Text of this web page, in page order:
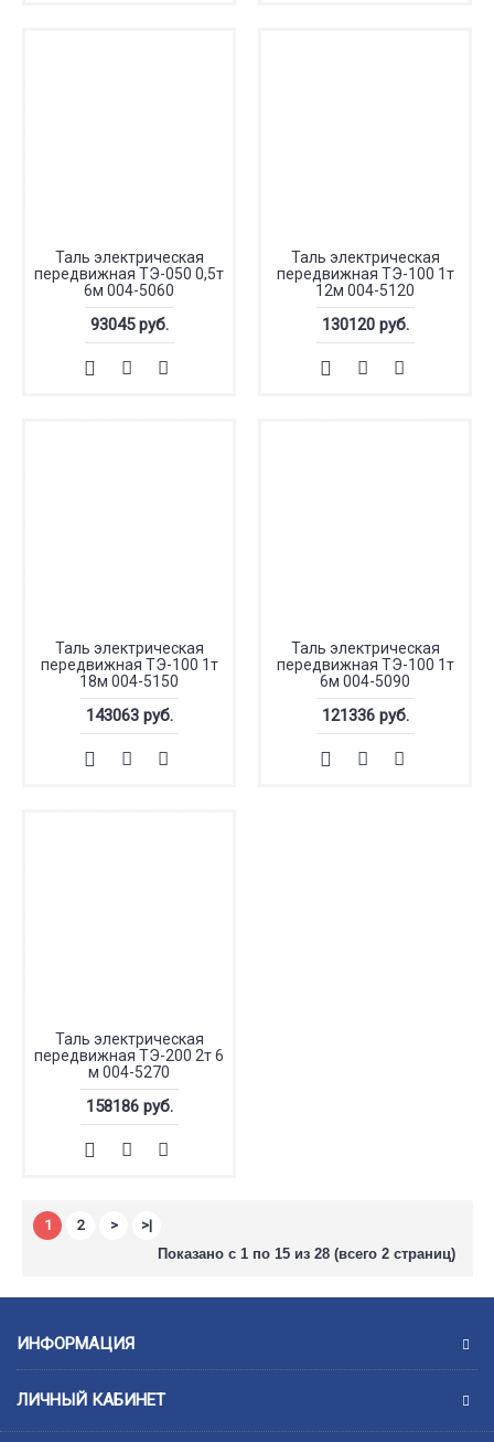
Таль электрическая
передвижная ТЭ-050 0,5т
6м 004-5060
93045 руб.
Таль электрическая
передвижная ТЭ-100 1т
12м 004-5120
130120 руб.
Таль электрическая
передвижная ТЭ-100 1т
18м 004-5150
143063 руб.
Таль электрическая
передвижная ТЭ-100 1т
6м 004-5090
121336 руб.
Таль электрическая
передвижная ТЭ-200 2т 6
м 004-5270
158186 руб.
1 2 >
>|
Показано с 1 по 15 из 28 (всего 2 страниц)
ИНФОРМАЦИЯ
ЛИЧНЫЙ КАБИНЕТ